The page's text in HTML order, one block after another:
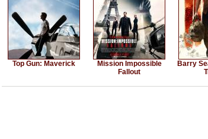
Top Gun: Maverick
Mission Impossible
Fallout
Barry